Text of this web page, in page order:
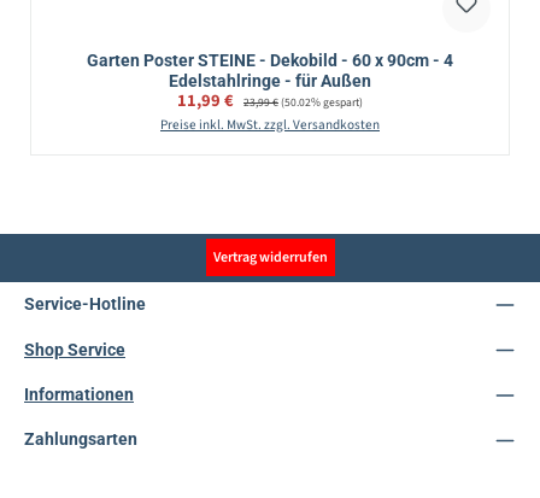
Garten Poster STEINE - Dekobild - 60 x 90cm - 4
Edelstahlringe - für Außen
Verkaufspreis:
11,99 € Regulärer Preis:
23,99 €(50.02% gespart)
Preise inkl. MwSt. zzgl. Versandkosten
Vertrag widerrufen
Service-Hotline
Shop Service
Informationen
Zahlungsarten